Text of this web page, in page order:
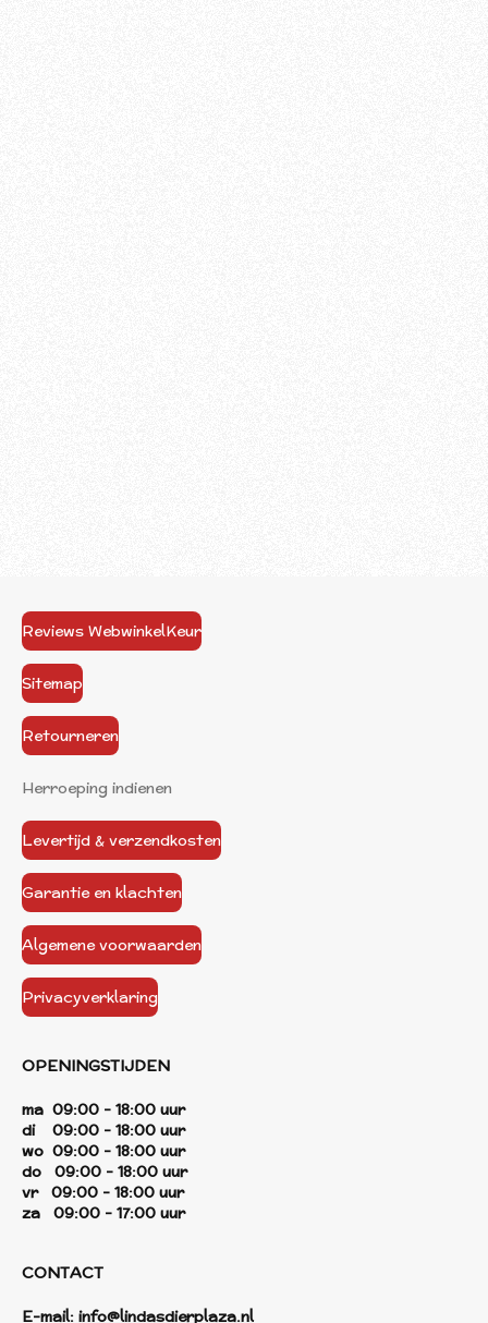
Reviews WebwinkelKeur
Sitemap
Retourneren
Herroeping indienen
Levertijd & verzendkosten
Garantie en klachten
Algemene voorwaarden
Privacyverklaring
OPENINGSTIJDEN
ma 09:00 - 18:00 uur
di 09:00 - 18:00 uur
wo 09:00 - 18:00 uur
do 09:00 - 18:00 uur
vr 09:00 - 18:00 uur
za 09:00 - 17:00 uur
CONTACT
E-mail: info@lindasdierplaza.nl